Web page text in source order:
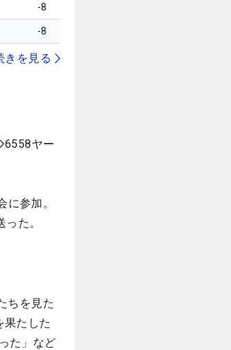
-8
-8
きを見る
ヤー
参加。
た。
ちを見た
果たした
た」など